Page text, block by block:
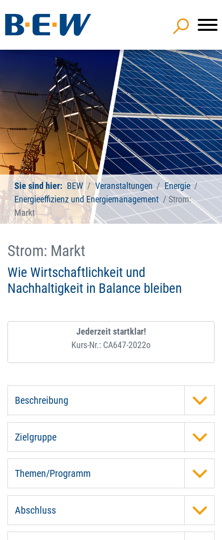
Sie sind hier: BEW Veranstaltungen
Energie
Energieeffizienz und Energiemanagement
Strom:
Markt
Strom: Markt
Wie Wirtschaftlichkeit und
Nachhaltigkeit in Balance bleiben
Jederzeit startklar!
Kurs-Nr.: CA647-2022o
Beschreibung
Zielgruppe
Themen/Programm
Abschluss